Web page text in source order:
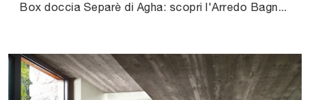
Box doccia Separè di Agha: scopri l'Arredo Bagno in vetro moderno e arreda la stanza del benessere.